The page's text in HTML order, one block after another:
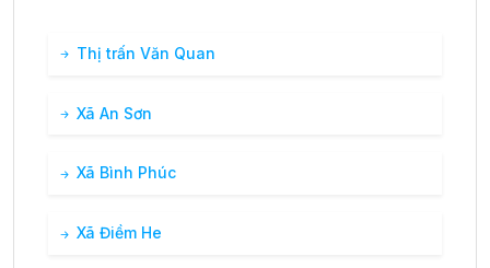
Thị trấn Văn Quan
Xã An Sơn
Xã Bình Phúc
Xã Điềm He